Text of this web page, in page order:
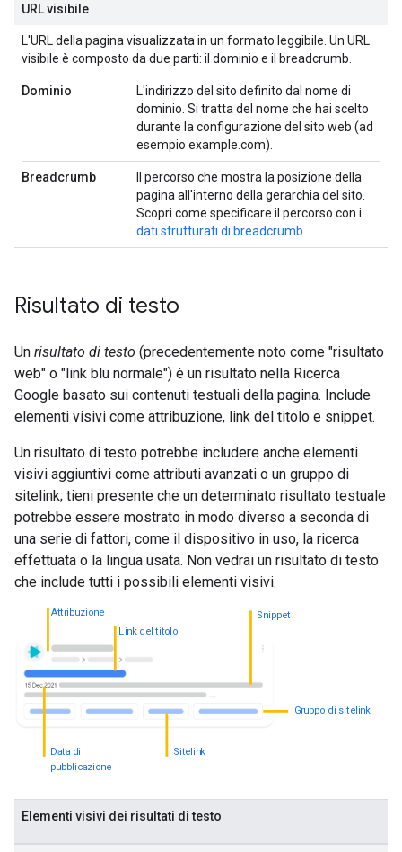
URL visibile
L'URL della pagina visualizzata in un formato leggibile. Un URL
visibile è composto da due parti: il dominio e il breadcrumb.
Dominio
L'indirizzo del sito definito dal nome di
dominio. Si tratta del nome che hai scelto
durante la configurazione del sito web (ad
esempio example.com).
Breadcrumb
Il percorso che mostra la posizione della
pagina all'interno della gerarchia del sito.
Scopri come specificare il percorso con i
dati strutturati di breadcrumb
Risultato di testo
Un risultato di testo (precedentemente noto come "risultato
web" o "link blu normale") è un risultato nella Ricerca
Google basato sui contenuti testuali della pagina. Include
elementi visivi come attribuzione, link del titolo e snippet.
Un risultato di testo potrebbe includere anche elementi
visivi aggiuntivi come attributi avanzati o un gruppo di
sitelink; tieni presente che un determinato risultato testuale
potrebbe essere mostrato in modo diverso a seconda di
una serie di fattori, come il dispositivo in uso, la ricerca
effettuata o la lingua usata. Non vedrai un risultato di testo
che include tutti i possibili elementi visivi.
Attribuzione
Link del titolo
Snippet
Data di
pubblicazione
Sitelink
Gruppo di sitelink
Elementi visivi dei risultati di testo